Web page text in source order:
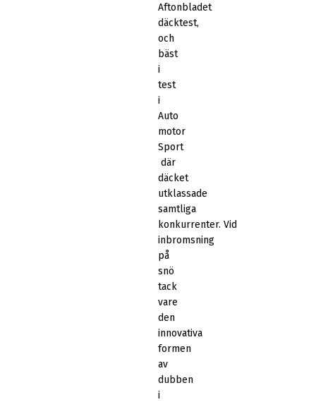
Aftonbladet
däcktest,
och
bäst
i
test
i
Auto
motor
Sport
där
däcket
utklassade
samtliga
konkurrenter. Vid
inbromsning
på
snö
tack
vare
den
innovativa
formen
av
dubben
i